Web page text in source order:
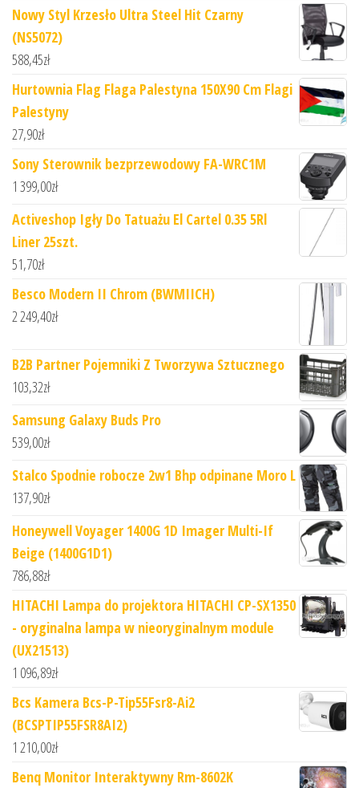
Nowy Styl Krzesło Ultra Steel Hit Czarny
(NS5072)
588,45zł
Hurtownia Flag Flaga Palestyna 150X90 Cm Flagi
Palestyny
27,90zł
Sony Sterownik bezprzewodowy FA-WRC1M
1 399,00zł
Activeshop Igły Do Tatuażu El Cartel 0.35 5Rl
Liner 25szt.
51,70zł
Besco Modern II Chrom (BWMIICH)
2 249,40zł
B2B Partner Pojemniki Z Tworzywa Sztucznego
103,32zł
Samsung Galaxy Buds Pro
539,00zł
Stalco Spodnie robocze 2w1 Bhp odpinane Moro L
137,90zł
Honeywell Voyager 1400G 1D Imager Multi-If
Beige (1400G1D1)
786,88zł
HITACHI Lampa do projektora HITACHI CP-SX1350
- oryginalna lampa w nieoryginalnym module
(UX21513)
1 096,89zł
Bcs Kamera Bcs-P-Tip55Fsr8-Ai2
(BCSPTIP55FSR8AI2)
1 210,00zł
Benq Monitor Interaktywny Rm-8602K